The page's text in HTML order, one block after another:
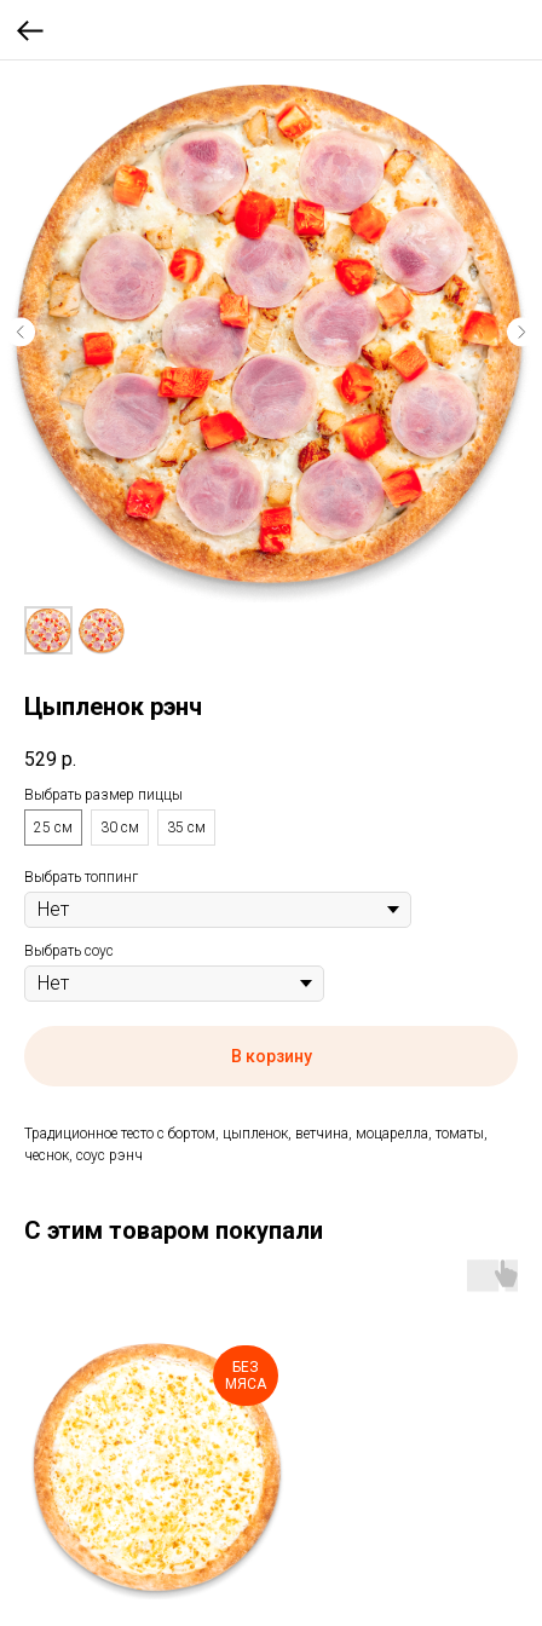
Цыпленок рэнч
529 р.
Выбрать размер пиццы
25 см
30 см 35 см
Выбрать топпинг
Выбрать соус
В корзину
Традиционное тесто с бортом, цыпленок, ветчина, моцарелла, томаты,
чеснок, соус рэнч
С этим товаром покупали
БЕЗ
МЯСА